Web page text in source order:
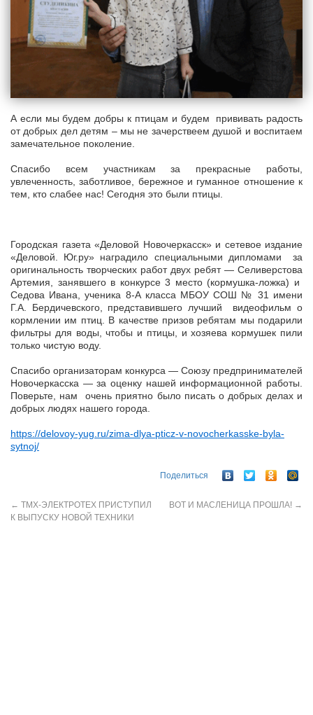
А если мы будем добры к птицам и будем прививать радость
от добрых дел детям – мы не зачерствеем душой и воспитаем
замечательное поколение.
Спасибо всем участникам за прекрасные работы,
увлеченность, заботливое, бережное и гуманное отношение к
тем, кто слабее нас! Сегодня это были птицы.
Городская газета «Деловой Новочеркасск» и сетевое издание
«Деловой. Юг.ру» наградило специальными дипломами за
оригинальность творческих работ двух ребят — Селиверстова
Артемия, занявшего в конкурсе 3 место (кормушка-ложка) и
Седова Ивана, ученика 8-А класса МБОУ СОШ № 31 имени
Г.А. Бердичевского, представившего лучший видеофильм о
кормлении им птиц. В качестве призов ребятам мы подарили
фильтры для воды, чтобы и птицы, и хозяева кормушек пили
только чистую воду.
Спасибо организаторам конкурса — Союзу предпринимателей
Новочеркасска — за оценку нашей информационной работы.
Поверьте, нам очень приятно было писать о добрых делах и
добрых людях нашего города.
https://delovoy-yug.ru/zima-dlya-pticz-v-novocherkasske-byla-
sytnoj/
Поделиться
← ТМХ-ЭЛЕКТРОТЕХ ПРИСТУПИЛ
К ВЫПУСКУ НОВОЙ ТЕХНИКИ
ВОТ И МАСЛЕНИЦА ПРОШЛА! →